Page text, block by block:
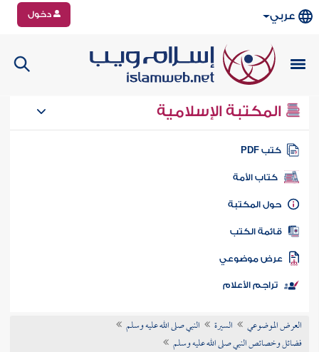
عربي دخول
المكتبة الإسلامية
كتب PDF
كتاب الأمة
المكتبة
الكتب
موضوعي
تراجم الأعلام
العرض الموضوعي السيرة
النبي صلى الله عليه وسلم
فضائل وخصائص النبي صلى الله عليه وسلم